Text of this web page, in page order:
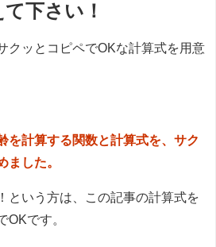
下さい！
クッとコピペでOKな計算式を用意
を計算する関数と計算式を、サク
ました。
という方は、この記事の計算式を
OKです。